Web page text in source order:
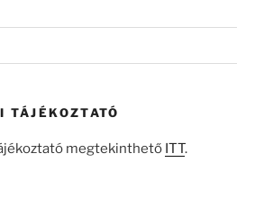
TÁJÉKOZTATÓ
megtekinthető ITT.